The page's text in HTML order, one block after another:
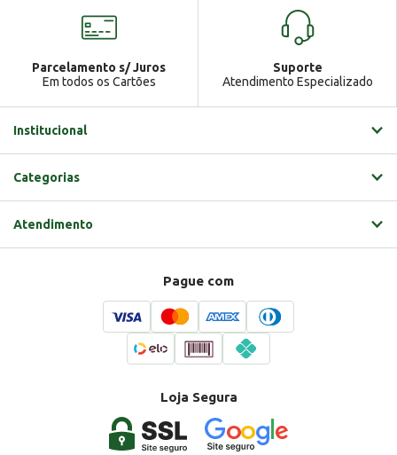
Parcelamento s/ Juros
Em todos os Cartões
Suporte
Atendimento Especializado
Institucional
Categorias
Atendimento
Pague com
Loja Segura